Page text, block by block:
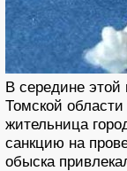
В середине этой
Томской
жительница
санкцию на
обыска